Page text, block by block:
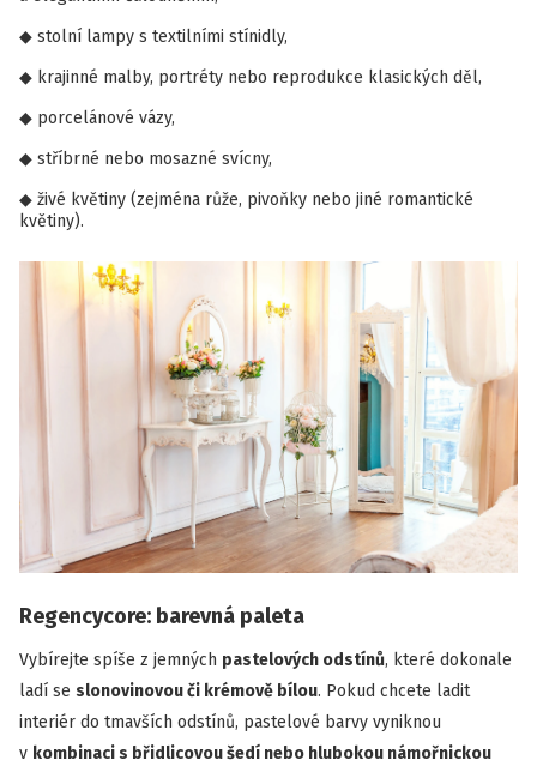
stolní lampy s textilními stínidly,
krajinné malby, portréty nebo reprodukce klasických děl,
porcelánové vázy,
stříbrné nebo mosazné svícny,
živé květiny (zejména růže, pivoňky nebo jiné romantické
květiny).
Regencycore: barevná paleta
Vybírejte spíše z jemných pastelových odstínů, které dokonale
ladí se slonovinovou či krémově bílou. Pokud chcete ladit
interiér do tmavších odstínů, pastelové barvy vyniknou
v kombinaci s břidlicovou šedí nebo hlubokou námořnickou